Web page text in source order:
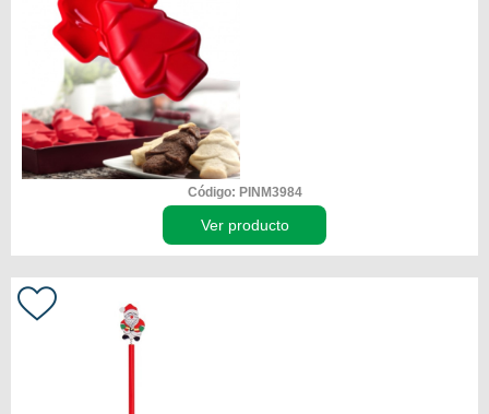
Código: PINM3984
Ver producto